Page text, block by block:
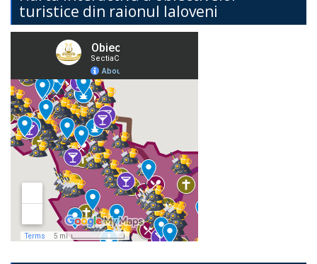
turistice din raionul Ialoveni